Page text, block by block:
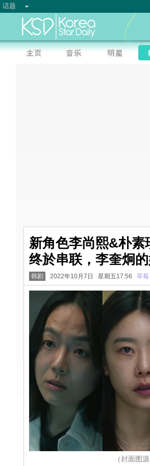
话题
新角色李尚熙&朴
终於串联，李奎炯
韩剧 2022年10月7日 星期五17:56 草莓
（封面图